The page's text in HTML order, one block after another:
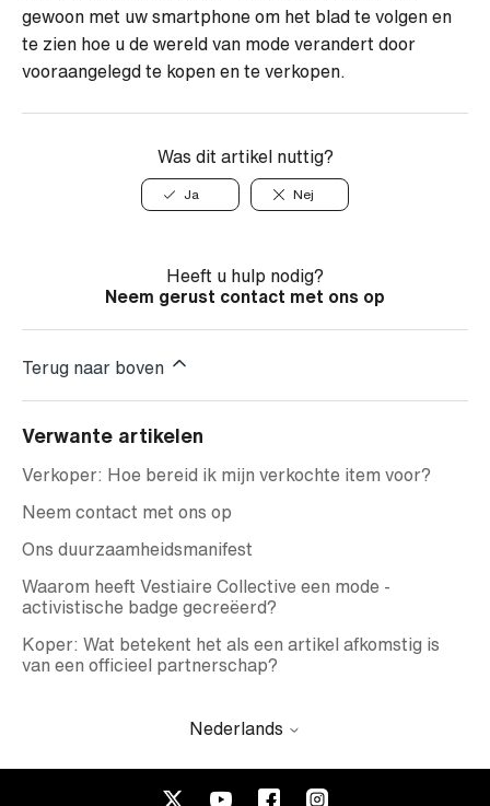
gewoon met uw smartphone om het blad te volgen en
te zien hoe u de wereld van mode verandert door
vooraangelegd te kopen en te verkopen.
Was dit artikel nuttig?
Ja Nej
Heeft u hulp nodig?
Neem gerust contact met ons op
Terug naar boven
Verwante artikelen
Verkoper: Hoe bereid ik mijn verkochte item voor?
Neem contact met ons op
Ons duurzaamheidsmanifest
Waarom heeft Vestiaire Collective een mode -
activistische badge gecreëerd?
Koper: Wat betekent het als een artikel afkomstig is
van een officieel partnerschap?
Nederlands